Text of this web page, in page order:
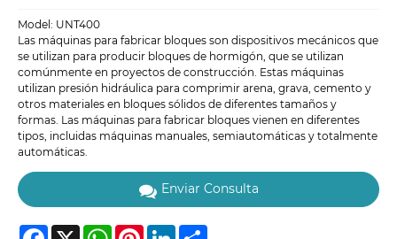
Model: UNT400
Las máquinas para fabricar bloques son dispositivos mecánicos que
se utilizan para producir bloques de hormigón, que se utilizan
comúnmente en proyectos de construcción. Estas máquinas
utilizan presión hidráulica para comprimir arena, grava, cemento y
otros materiales en bloques sólidos de diferentes tamaños y
formas. Las máquinas para fabricar bloques vienen en diferentes
tipos, incluidas máquinas manuales, semiautomáticas y totalmente
automáticas.
Enviar Consulta
Facebook
X WhatsAppPinterestLinkedIn